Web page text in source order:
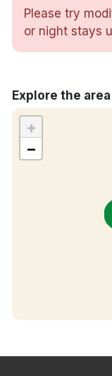
Lounge med
Tidigt
Mysig lounge
Husdjur är
per vistelse
Rökfritt hotell
15 minuter
Please try
or night stays
Explore the area
+
−